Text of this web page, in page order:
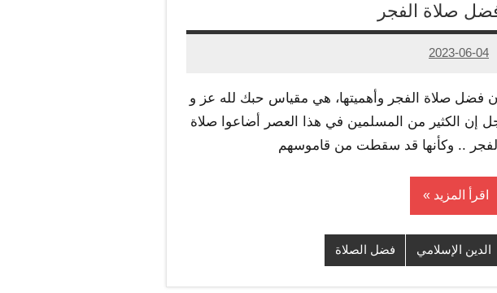
صلاة الفجر
2023-06-04
Admin
إن فضل صلاة الفجر وأهميتها، هي مقياس حبك لله عز و
إن الكثير من المسلمين في هذا العصر أضاعوا صلاة
الفجر .. وكأنها قد سقطت من قاموسهم
اقرأ المزيد
الدين الإسلامي فضل الصلاة